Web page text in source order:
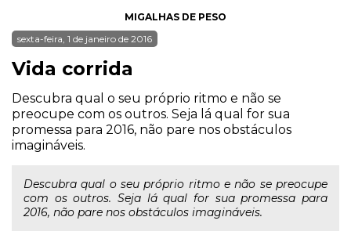
MIGALHAS DE PESO
sexta-feira, 1 de janeiro de 2016
Vida corrida
Descubra qual o seu próprio ritmo e não se
preocupe com os outros. Seja lá qual for sua
promessa para 2016, não pare nos obstáculos
imagináveis.
Descubra qual o seu próprio ritmo e não se preocupe
com os outros. Seja lá qual for sua promessa para
2016, não pare nos obstáculos imagináveis.